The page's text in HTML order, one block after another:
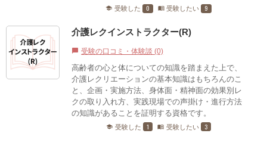
school 受験した 0 menu_book 受験したい 9
介護レクインストラクター(R)
chat_bubble 受験の口コミ・体験談 (0)
高齢者の心と体についての知識を踏まえた上で、
介護レクリエーションの基本知識はもちろんのこ
と、企画・実施方法、身体面・精神面の効果別レ
クの取り入れ方、実践現場での声掛け・進行方法
の知識があることを証明する資格です。
school 受験した 1 menu_book 受験したい 3